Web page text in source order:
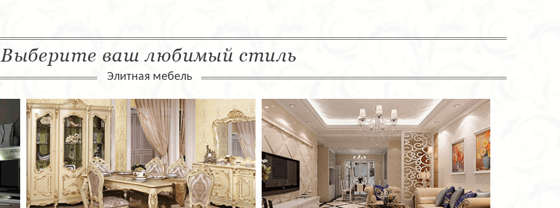
Выберите ваш любимый стиль
Элитная мебель